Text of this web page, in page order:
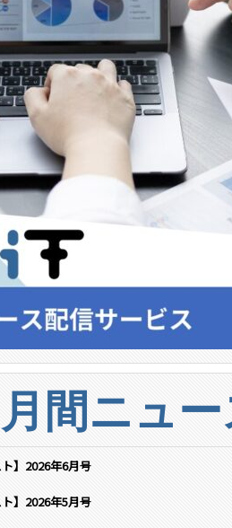
月間ニュ
ト】2026年6月号
ト】2026年5月号